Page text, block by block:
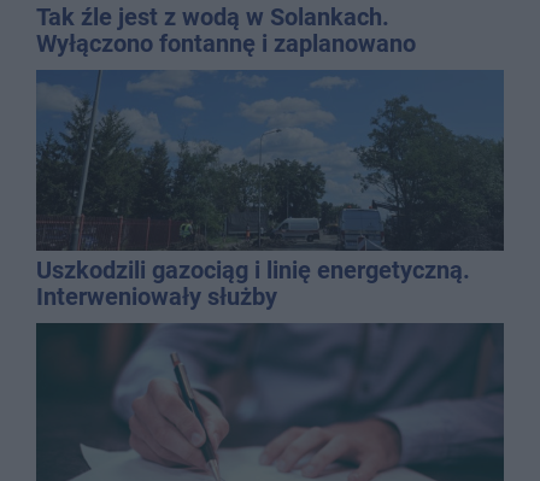
Tak źle jest z wodą w Solankach.
Wyłączono fontannę i zaplanowano
dolewkę
Uszkodzili gazociąg i linię energetyczną.
Interweniowały służby